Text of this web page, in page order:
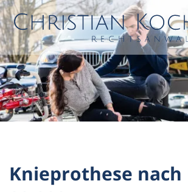
Knieprothese